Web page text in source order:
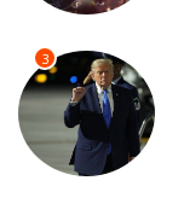
3